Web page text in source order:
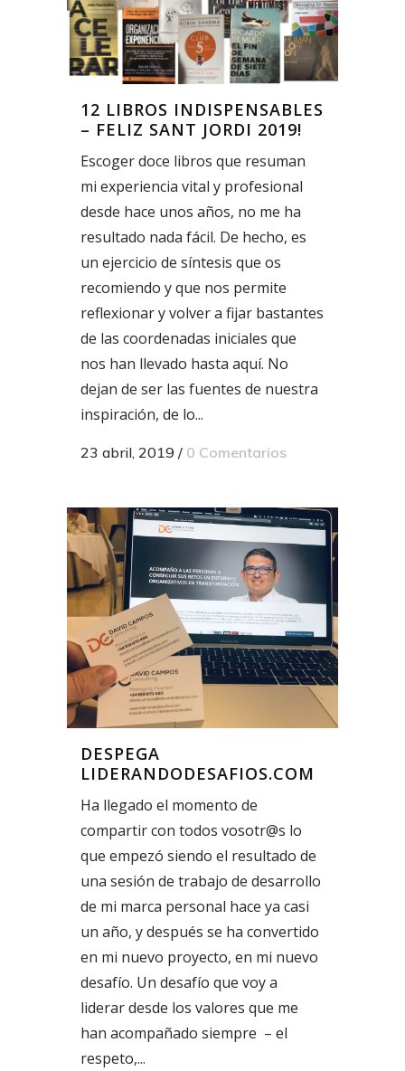
12 LIBROS INDISPENSABLES
– FELIZ SANT JORDI 2019!
Escoger doce libros que resuman
mi experiencia vital y profesional
desde hace unos años, no me ha
resultado nada fácil. De hecho, es
un ejercicio de síntesis que os
recomiendo y que nos permite
reflexionar y volver a fijar bastantes
de las coordenadas iniciales que
nos han llevado hasta aquí. No
dejan de ser las fuentes de nuestra
inspiración, de lo...
23 abril, 2019 / 0 Comentarios
DESPEGA
LIDERANDODESAFIOS.COM
Ha llegado el momento de
compartir con todos vosotr@s lo
que empezó siendo el resultado de
una sesión de trabajo de desarrollo
de mi marca personal hace ya casi
un año, y después se ha convertido
en mi nuevo proyecto, en mi nuevo
desafío. Un desafío que voy a
liderar desde los valores que me
han acompañado siempre – el
respeto,...